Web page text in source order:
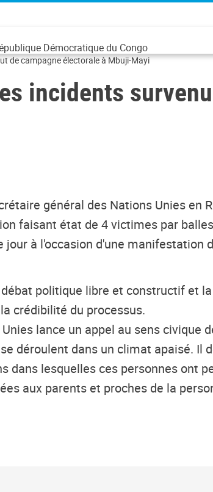
Démocratique du Congo
de campagne électorale à Mbuji-Mayi
incidents
général des Nations Unies en
faisant état de 4 victimes par
à l'occasion d'une
politique libre et constructif et
crédibilité du processus.
lance un appel au sens civique
déroulent dans un climat apaisé. Il
lesquelles ces personnes ont
aux parents et proches de la